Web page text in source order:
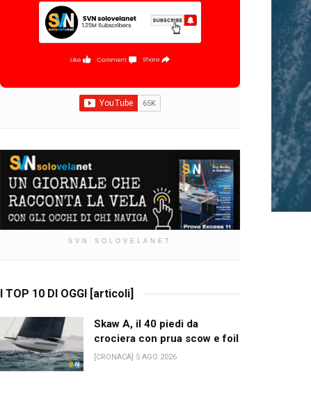
SVN SOLOVELANET
I TOP 10 DI OGGI [articoli]
Skaw A, il 40 piedi da
crociera con prua scow e foil
[CRONACA] 5 AGO 2026